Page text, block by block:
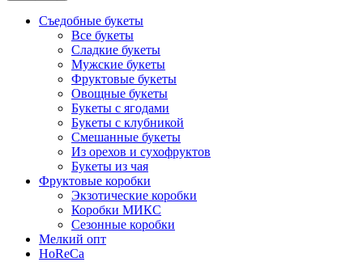
Съедобные букеты
Все букеты
Сладкие букеты
Мужские букеты
Фруктовые букеты
Овощные букеты
Букеты с ягодами
Букеты с клубникой
Смешанные букеты
Из орехов и сухофруктов
Букеты из чая
Фруктовые коробки
Экзотические коробки
Коробки МИКС
Сезонные коробки
Мелкий опт
HoReCa